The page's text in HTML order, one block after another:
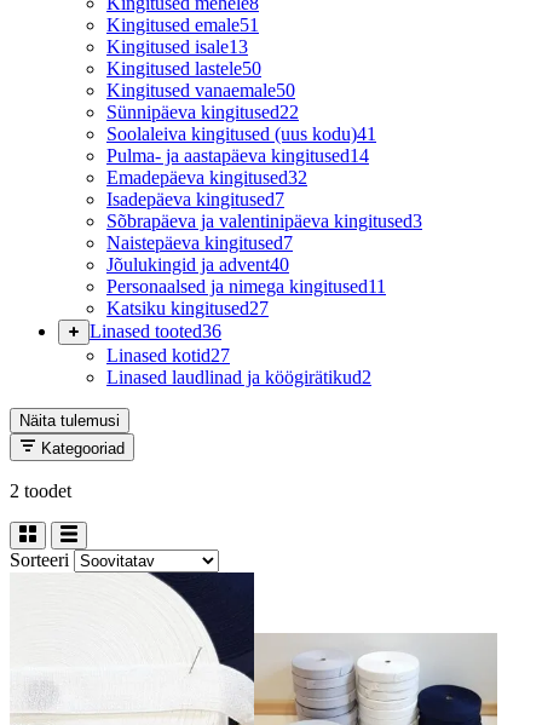
Kingitused emale51
Kingitused isale13
Kingitused lastele50
Kingitused vanaemale50
Sünnipäeva kingitused22
Soolaleiva kingitused (uus kodu)41
Pulma- ja aastapäeva kingitused14
Emadepäeva kingitused32
Isadepäeva kingitused7
Sõbrapäeva ja valentinipäeva kingitused3
Naistepäeva kingitused7
Jõulukingid ja advent40
Personaalsed ja nimega kingitused11
Katsiku kingitused27
Linased tooted36
Linased kotid27
Linased laudlinad ja köögirätikud2
Näita tulemusi
Kategooriad
2 toodet
Sorteeri